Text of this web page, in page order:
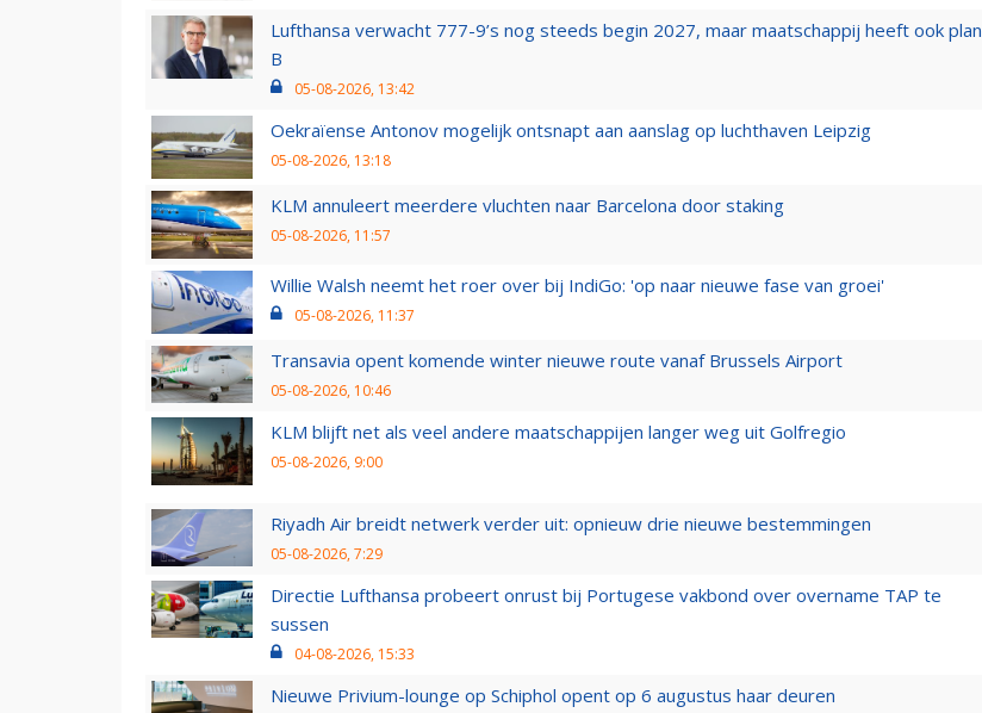
Lufthansa verwacht 777-9’s nog steeds begin 2027, maar maatschappij heeft ook plan
B
05-08-2026, 13:42
Oekraïense Antonov mogelijk ontsnapt aan aanslag op luchthaven Leipzig
05-08-2026, 13:18
KLM annuleert meerdere vluchten naar Barcelona door staking
05-08-2026, 11:57
Willie Walsh neemt het roer over bij IndiGo: 'op naar nieuwe fase van groei'
05-08-2026, 11:37
Transavia opent komende winter nieuwe route vanaf Brussels Airport
05-08-2026, 10:46
KLM blijft net als veel andere maatschappijen langer weg uit Golfregio
05-08-2026, 9:00
Riyadh Air breidt netwerk verder uit: opnieuw drie nieuwe bestemmingen
05-08-2026, 7:29
Directie Lufthansa probeert onrust bij Portugese vakbond over overname TAP te
sussen
04-08-2026, 15:33
Nieuwe Privium-lounge op Schiphol opent op 6 augustus haar deuren